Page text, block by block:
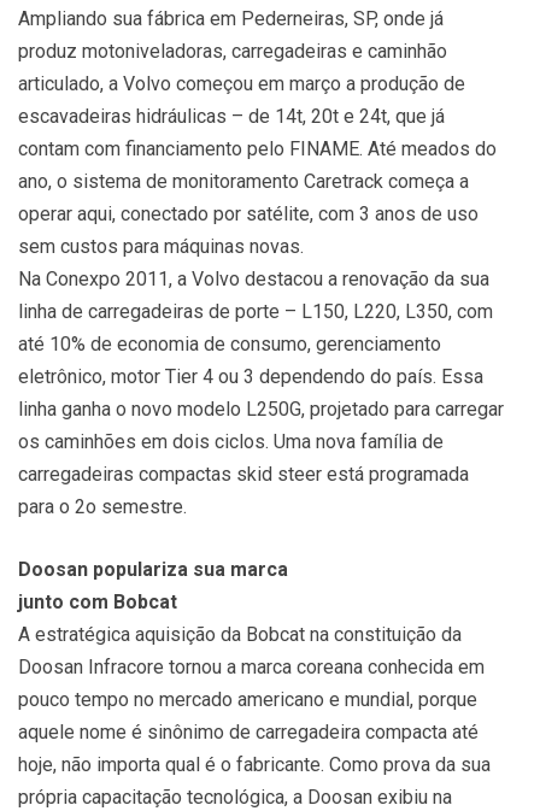
Ampliando sua fábrica em Pederneiras, SP, onde já
produz motoniveladoras, carregadeiras e caminhão
articulado, a Volvo começou em março a produção de
escavadeiras hidráulicas – de 14t, 20t e 24t, que já
contam com financiamento pelo FINAME. Até meados do
ano, o sistema de monitoramento Caretrack começa a
operar aqui, conectado por satélite, com 3 anos de uso
sem custos para máquinas novas.
Na Conexpo 2011, a Volvo destacou a renovação da sua
linha de carregadeiras de porte – L150, L220, L350, com
até 10% de economia de consumo, gerenciamento
eletrônico, motor Tier 4 ou 3 dependendo do país. Essa
linha ganha o novo modelo L250G, projetado para carregar
os caminhões em dois ciclos. Uma nova família de
carregadeiras compactas skid steer está programada
para o 2o semestre.
Doosan populariza sua marca
junto com Bobcat
A estratégica aquisição da Bobcat na constituição da
Doosan Infracore tornou a marca coreana conhecida em
pouco tempo no mercado americano e mundial, porque
aquele nome é sinônimo de carregadeira compacta até
hoje, não importa qual é o fabricante. Como prova da sua
própria capacitação tecnológica, a Doosan exibiu na